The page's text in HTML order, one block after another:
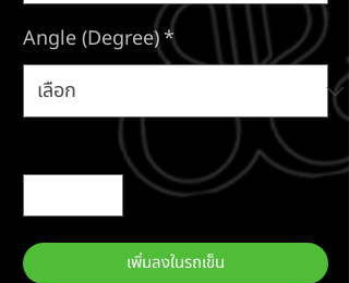
Angle (Degree)*
เพิ่มลงในรถเข็น